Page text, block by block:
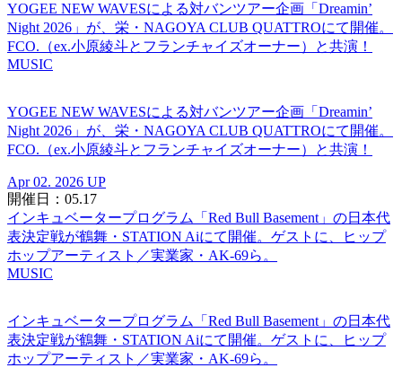
YOGEE NEW WAVESによる対バンツアー企画「Dreamin’
Night 2026」が、栄・NAGOYA CLUB QUATTROにて開催。
FCO.（ex.小原綾斗とフランチャイズオーナー）と共演！
MUSIC
YOGEE NEW WAVESによる対バンツアー企画「Dreamin’
Night 2026」が、栄・NAGOYA CLUB QUATTROにて開催。
FCO.（ex.小原綾斗とフランチャイズオーナー）と共演！
Apr 02. 2026 UP
開催日：05.17
インキュベータープログラム「Red Bull Basement」の日本代
表決定戦が鶴舞・STATION Aiにて開催。ゲストに、ヒップ
ホップアーティスト／実業家・AK-69ら。
MUSIC
インキュベータープログラム「Red Bull Basement」の日本代
表決定戦が鶴舞・STATION Aiにて開催。ゲストに、ヒップ
ホップアーティスト／実業家・AK-69ら。